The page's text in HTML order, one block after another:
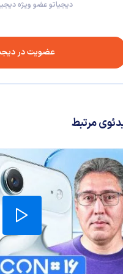
دیجیاتو عضو ویژه
عضویت در
مرتبط